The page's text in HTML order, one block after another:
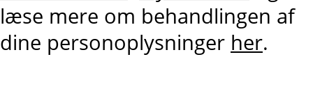
læse mere om behandlingen af
dine personoplysninger her.